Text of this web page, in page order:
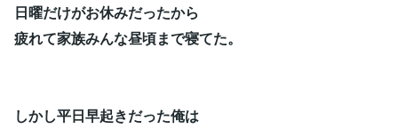
日曜だけがお休みだったから
疲れて家族みんな昼頃まで寝てた。
しかし平日早起きだった俺は